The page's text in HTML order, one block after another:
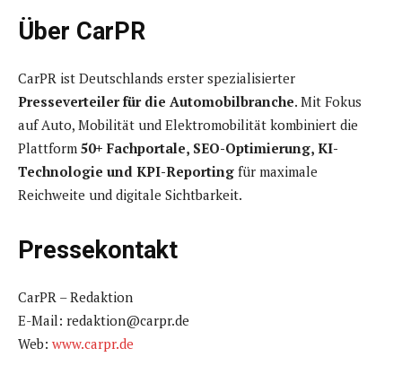
Über CarPR
CarPR ist Deutschlands erster spezialisierter
Presseverteiler für die Automobilbranche. Mit Fokus
auf Auto, Mobilität und Elektromobilität kombiniert die
Plattform 50+ Fachportale, SEO-Optimierung, KI-
Technologie und KPI-Reporting für maximale
Reichweite und digitale Sichtbarkeit.
Pressekontakt
CarPR – Redaktion
E-Mail: redaktion@carpr.de
Web: www.carpr.de